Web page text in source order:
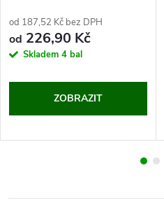
od 187,52 Kč bez DPH
od 226,90 Kč
Skladem 4 bal
ZOBRAZIT